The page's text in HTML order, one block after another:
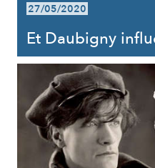
27/05/2020
Et Daubigny